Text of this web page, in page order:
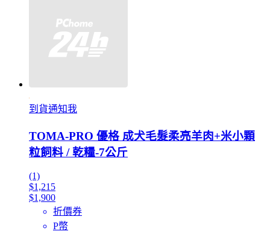
到貨通知我
TOMA-PRO 優格 成犬毛髮柔亮羊肉+米小顆
粒飼料 / 乾糧-7公斤
(1)
$1,215
$1,900
折價券
P幣